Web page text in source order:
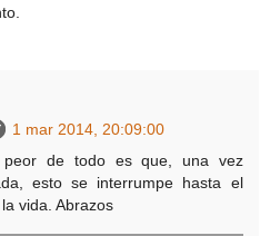
1 mar 2014, 20:09:00
peor de todo es que, una vez
esto se interrumpe hasta el
vida. Abrazos